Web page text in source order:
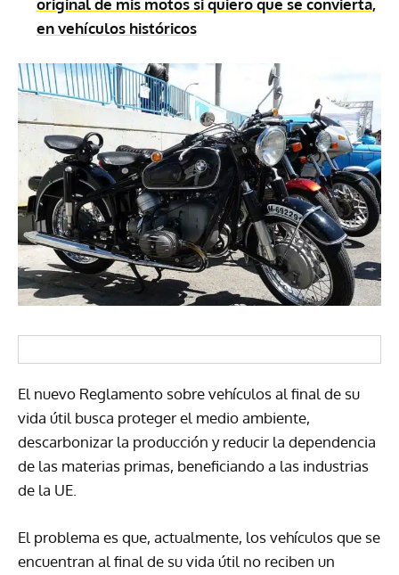
original de mis motos si quiero que se convierta,
en vehículos históricos
El nuevo Reglamento sobre vehículos al final de su
vida útil busca proteger el medio ambiente,
descarbonizar la producción y reducir la dependencia
de las materias primas, beneficiando a las industrias
de la UE.
El problema es que, actualmente, los vehículos que se
encuentran al final de su vida útil no reciben un